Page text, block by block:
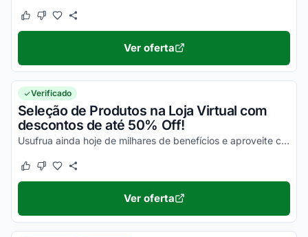
Este cupom funcionou
Este cupom não funcionou
Ver oferta
Verificado
Seleção de Produtos na Loja Virtual com
descontos de até 50% Off!
Usufrua ainda hoje de milhares de benefícios e aproveite com descontos incríveis!
Este cupom funcionou
Este cupom não funcionou
Ver oferta